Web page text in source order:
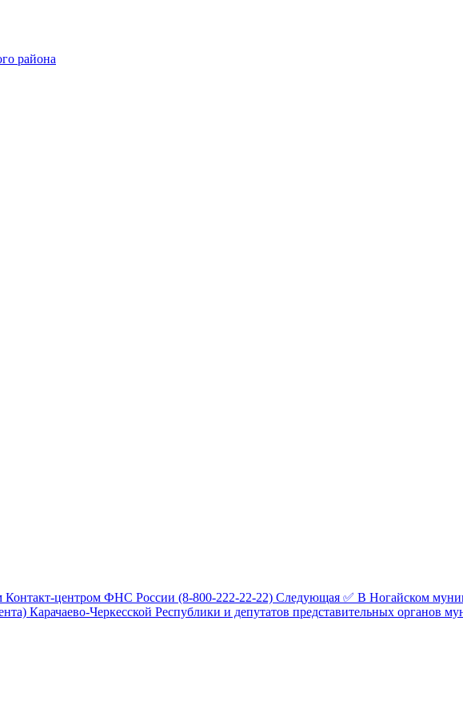
района
центром ФНС России (8-800-222-22-22) Следующая ✅ В Ногайском
Карачаево-Черкесской Республики и депутатов представительных органов